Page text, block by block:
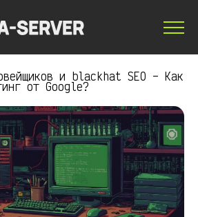
и blackhat SEO – Как
от Google?